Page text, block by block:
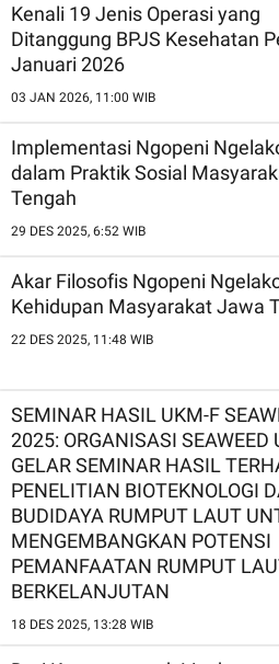
Kenali 19 Jenis Operasi yang
Ditanggung BPJS Kesehatan
Januari 2026
03 JAN 2026, 11:00 WIB
Implementasi Ngopeni
dalam Praktik Sosial
Tengah
29 DES 2025, 6:52 WIB
Akar Filosofis Ngopeni
Kehidupan Masyarakat Jawa
22 DES 2025, 11:48 WIB
SEMINAR HASIL UKM-F
2025: ORGANISASI SEAWEED
GELAR SEMINAR HASIL
PENELITIAN BIOTEKNOLOGI
BUDIDAYA RUMPUT LAUT
MENGEMBANGKAN POTENSI
PEMANFAATAN RUMPUT
BERKELANJUTAN
18 DES 2025, 13:28 WIB